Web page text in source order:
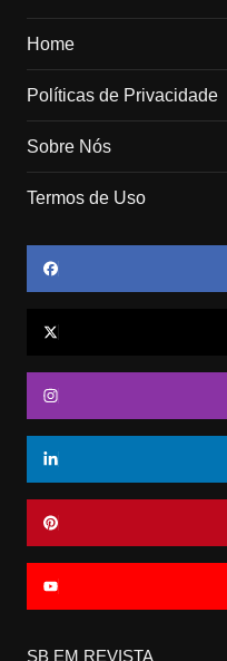
Home
Políticas de Privacidade
Sobre Nós
Termos de Uso
SB EM REVISTA